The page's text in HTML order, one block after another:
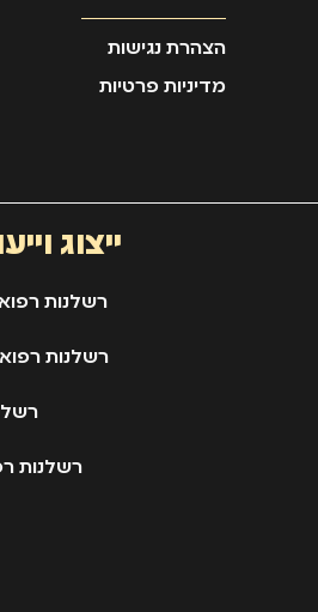
הצהרת נגישות
מדיניות פרטיות
ייצוג
רשלנות
רשלנות
רשלנות